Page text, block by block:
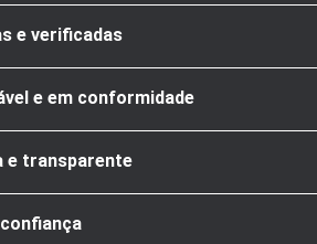
e verificadas
e em conformidade
e transparente